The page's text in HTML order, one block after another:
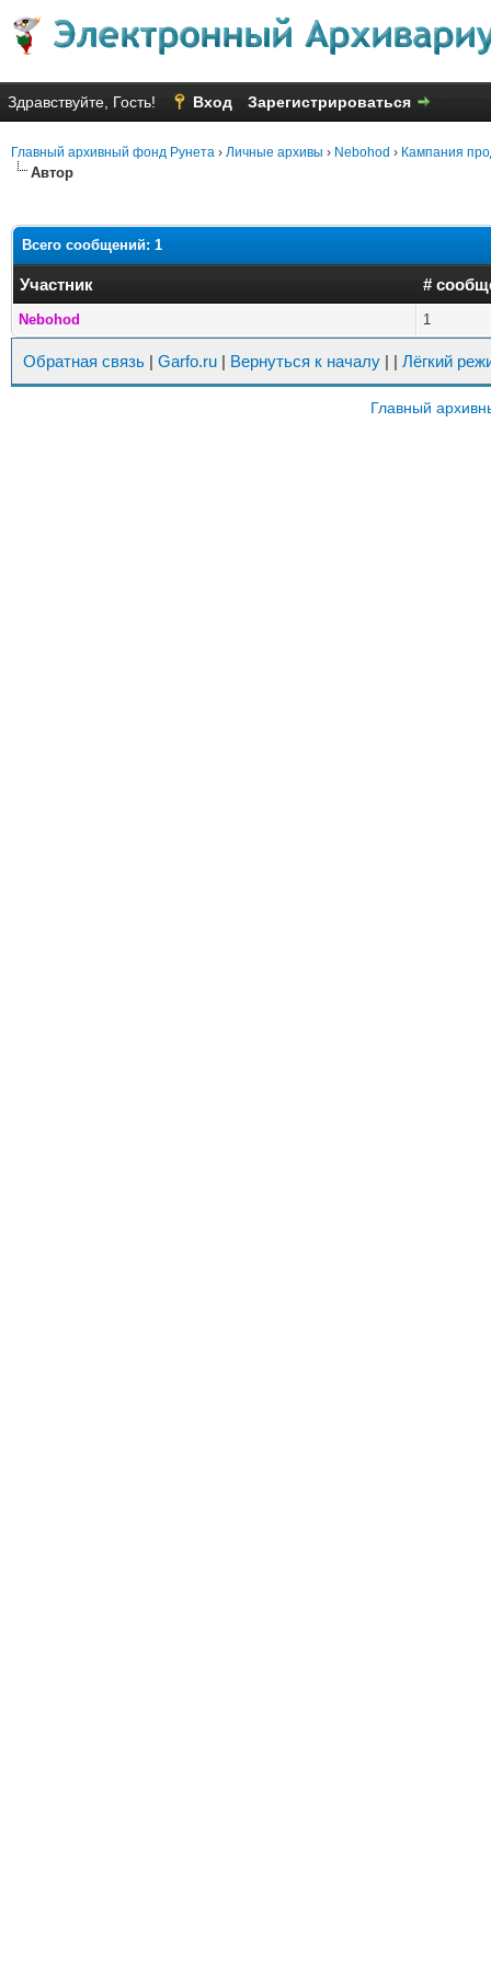
Здравствуйте, Гость! Вход Зарегистрироваться
Главный архивный фонд Рунета › Личные архивы › Nebohod › Кампания
Автор
Всего сообщений: 1
Участник #
Nebohod 1
Обратная связь | Garfo.ru | Вернуться к началу | | Лёгкий
Главный